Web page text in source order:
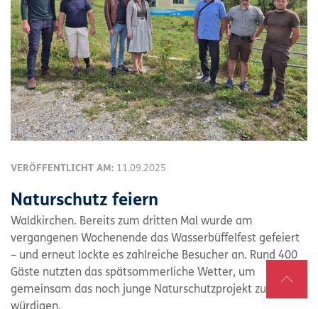
VERÖFFENTLICHT AM: 11.09.2025
Naturschutz feiern
Waldkirchen. Bereits zum dritten Mal wurde am
vergangenen Wochenende das Wasserbüffelfest gefeiert
– und erneut lockte es zahlreiche Besucher an. Rund 400
Gäste nutzten das spätsommerliche Wetter, um
gemeinsam das noch junge Naturschutzprojekt zu